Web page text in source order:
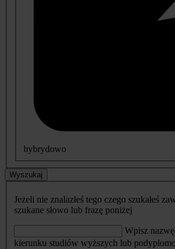
hybrydowo
Wyszukaj
Jeżeli nie znalazłeś tego czego szukałeś
szukane słowo lub frazę poniżej
Wpisz
kierunku studiów wyższych lub